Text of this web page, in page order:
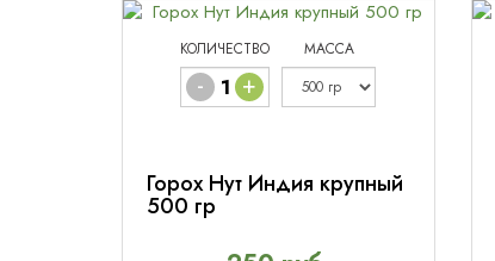
КОЛИЧЕСТВО
- +
МАССА
Горох Нут Индия крупный
500 гр